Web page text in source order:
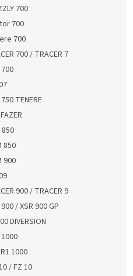
700
700
700
700 / TRACER 7
TENERE
850
850
900
900 / TRACER 9
/ XSR 900 GP
DIVERSION
1000
/ FZ 10